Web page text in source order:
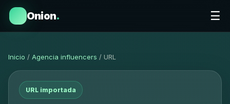
Onion. ☰
Inicio / Agencia influencers / URL
URL importada